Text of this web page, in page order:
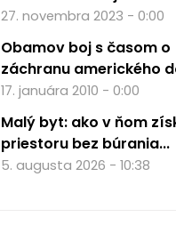
27. novembra 2023 - 0:00
Obamov boj s časom o
záchranu amerického
17. januára 2010 - 0:00
Malý byt: ako v ňom
priestoru bez búrania...
5. augusta 2026 - 10:38